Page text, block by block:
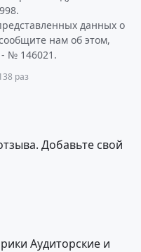
данных о
нам об этом,
№ 146021.
раз
Добавьте свой
Аудиторские и